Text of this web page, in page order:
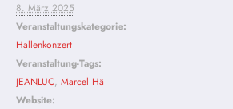
8. März 2025
Veranstaltungskategorie:
Hallenkonzert
Veranstaltung-Tags:
JEANLUC, Marcel Hä
Website: